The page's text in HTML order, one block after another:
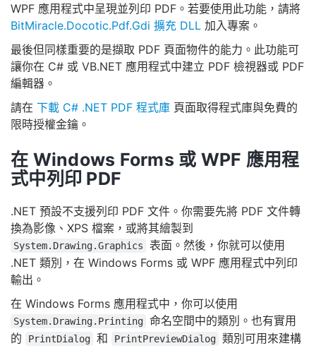
WPF 應用程式中呈現並列印 PDF。若要使用此功能，請將
BitMiracle.Docotic.Pdf.Gdi 擴充 DLL 加入專案。
最後但同樣重要的是擷取 PDF 頁面物件的能力。此功能可
讓你在 C# 或 VB.NET 應用程式中建立 PDF 檢視器或 PDF
編輯器。
請在 下載 C# .NET PDF 程式庫 頁面取得程式庫與免費的
限時授權金鑰。
在 Windows Forms 或 WPF 應用程
式中列印 PDF
.NET 預設不支援列印 PDF 文件。你需要先將 PDF 文件轉
換為影像、XPS 檔案，或將其繪製到
System.Drawing.Graphics
表面。然後，你就可以使用
.NET 類別，在 Windows Forms 或 WPF 應用程式中列印
輸出。
在 Windows Forms 應用程式中，你可以使用
System.Drawing.Printing 命名空間中的類別。也有實用
的
PrintDialog 和 PrintPreviewDialog 類別可用來建構